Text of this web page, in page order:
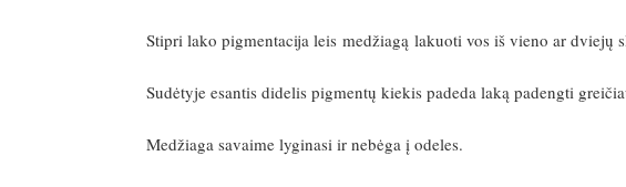
Stipri lako pigmentacija leis medžiagą lakuoti vos iš vieno ar dviejų
Sudėtyje esantis didelis pigmentų kiekis padeda laką padengti
Medžiaga savaime lyginasi ir nebėga į odeles.